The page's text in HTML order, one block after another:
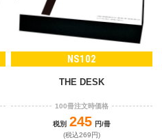
NS102
THE DESK
100冊注文時価格
税別 245 円/冊
(税込269円)